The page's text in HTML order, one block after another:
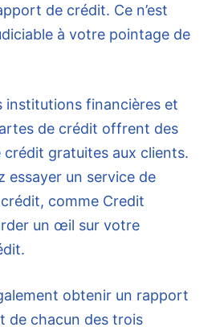
de crédit. Ce n’est
à votre pointage de
institutions financières et
de crédit offrent des
gratuites aux clients.
essayer un service de
comme Credit
un œil sur votre
obtenir un rapport
de chacun des trois